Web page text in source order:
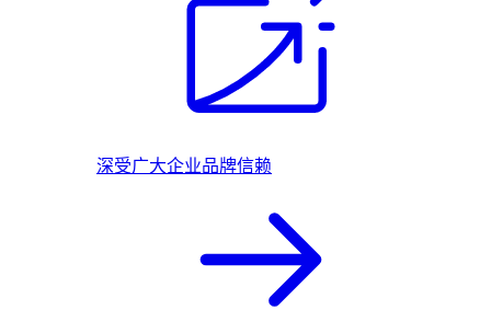
深受广大企业品牌信赖